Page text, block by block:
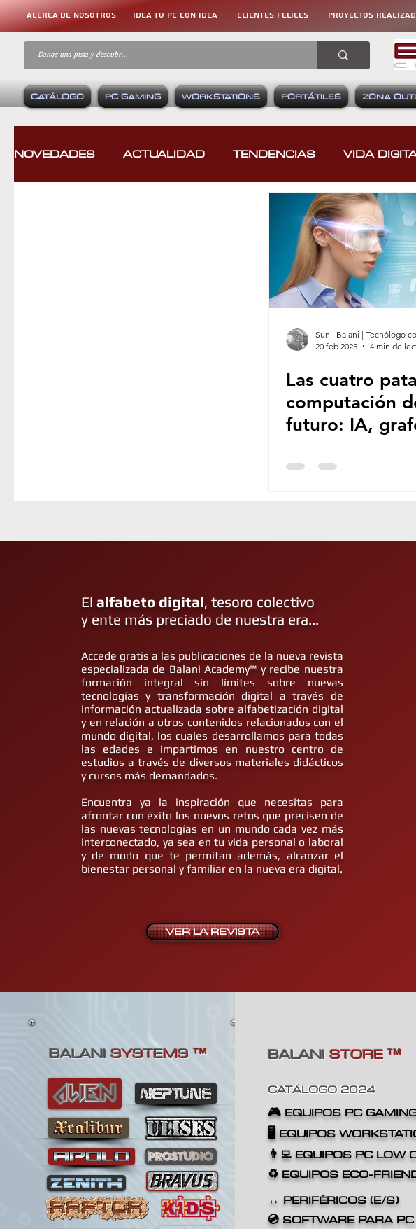
ACERCA DE NOSOTROS IDEA TU PC CON IDEA CLIENTES FELICES proyectos
CATÁLOGO PC GAMING WORKSTATIONS PORTÁTILES ZONA
NOVEDADES ACTUALIDAD TENDENCIAS VIDA
COMPARATIVAS
VIDEOJUEGOS
CURSOS & TUTORIALES
MUNDO ACADÉMICO
MARKETING DIGITAL COMERCIO ELECTRÓNICO
Sunil Balani | Tecnólogo
20 feb 2025
4 min de
Las cuatro
computación
futuro: IA,
tecnología
interfaces
El alfabeto digital, tesoro colectivo
y ente más preciado de nuestra era...
Accede gratis a las publicaciones de la nueva revista
especializada de Balani Academy™ y recibe nuestra
formación integral sin límites sobre nuevas
tecnologías y transformación digital a través de
información actualizada sobre alfabetización digital
y en relación a otros contenidos relacionados con el
mundo digital, los cuales desarrollamos para todas
las edades e impartimos en nuestro centro de
estudios a través de diversos materiales didácticos
y cursos más demandados.
Encuentra ya la inspiración que necesitas para
afrontar con éxito los nuevos retos que precisen de
las nuevas tecnologías en un mundo cada vez más
interconectado, ya sea en tu vida personal o laboral
y de modo que te permitan además, alcanzar el
bienestar personal y familiar en la nueva era digital.
VER LA REVISTA
BALANISYSTEMS™ BALANI STORE ™
CATÁLOGO 2024
🎮 EQUIPOS PC
🖥️ EQUIPOS
👨‍💻 EQUIPOS PC LOW
♻️ EQUIPOS ECO-
↔️ PERIFÉRICOS (E/S)
💿 SOFTWARE PARA PC